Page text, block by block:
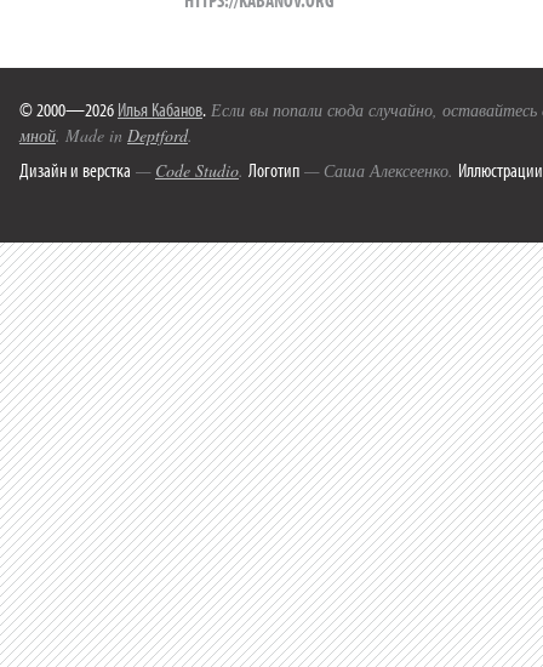
© 2000—2026 Илья Кабанов. Если вы попали сюда случайно,
мной. Made in Deptford.
Дизайн и верстка — Code Studio. Логотип — Саша Алексеенко. Иллюстрации